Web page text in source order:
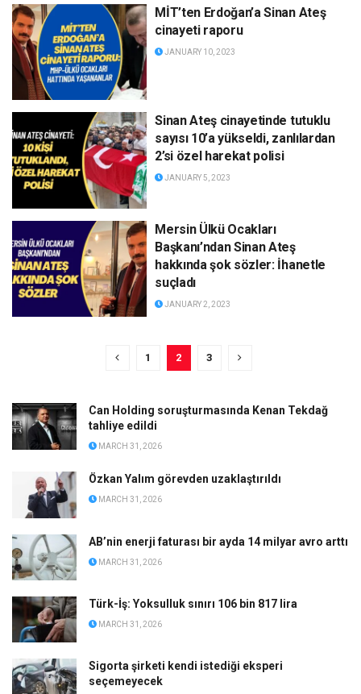
MİT’ten Erdoğan’a Sinan Ateş
cinayeti raporu
JANUARY 10, 2023
Sinan Ateş cinayetinde tutuklu
sayısı 10’a yükseldi, zanlılardan
2’si özel harekat polisi
JANUARY 5, 2023
Mersin Ülkü Ocakları
Başkanı’ndan Sinan Ateş
hakkında şok sözler: İhanetle
suçladı
JANUARY 2, 2023
1 2 3
Can Holding soruşturmasında Kenan Tekdağ
tahliye edildi
MARCH 31, 2026
Özkan Yalım görevden uzaklaştırıldı
MARCH 31, 2026
AB’nin enerji faturası bir ayda 14 milyar avro arttı
MARCH 31, 2026
Türk-İş: Yoksulluk sınırı 106 bin 817 lira
MARCH 31, 2026
Sigorta şirketi kendi istediği eksperi
seçemeyecek